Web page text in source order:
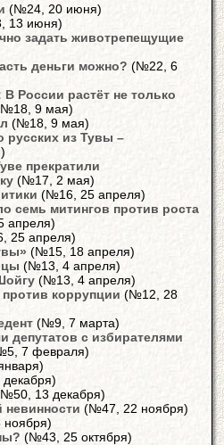
(№24, 20 июня)
13 июня)
задать животрепещущие
деньги можно? (№22, 6
России растёт не только
9 мая)
(№18, 9 мая)
русских из Тувы –
прекратили
(№17, 2 мая)
(№16, 25 апреля)
семь митингов против роста
апреля)
25 апреля)
(№15, 18 апреля)
(№13, 4 апреля)
(№13, 4 апреля)
коррупции (№12, 28
(№9, 7 марта)
депутатов с избирателями
7 февраля)
13 декабря)
невинности (№47, 22 ноября)
(№43, 25 октября)